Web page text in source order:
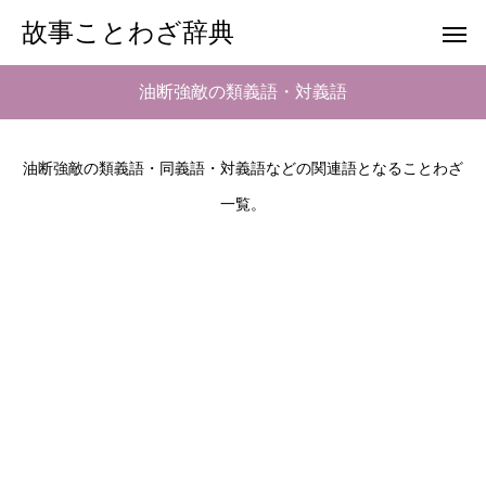
故事ことわざ辞典
油断強敵の類義語・対義語
油断強敵の類義語・同義語・対義語などの関連語となることわざ
一覧。